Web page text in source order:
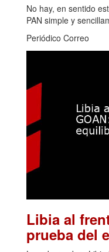
No hay, en sentido
PAN simple y
Periódico Correo
Libia al
prueba del